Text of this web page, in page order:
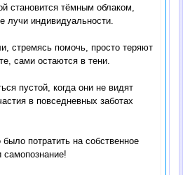
становится тёмным облаком,
лучи индивидуальности.
стремясь помочь, просто теряют
сами остаются в тени.
пустой, когда они не видят
в повседневных заботах
потратить на собственное
самопознание!